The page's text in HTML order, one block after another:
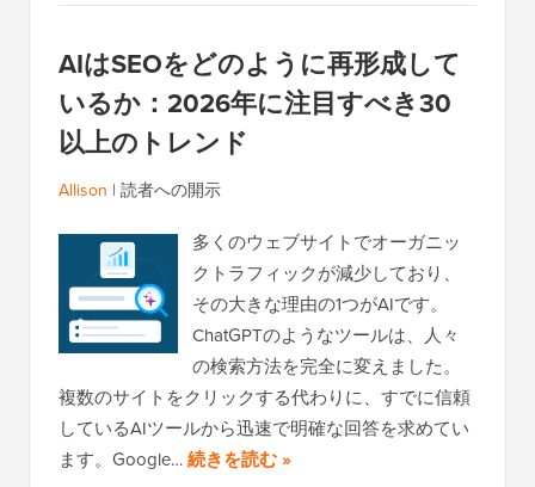
AIはSEOをどのように再形成して
いるか：2026年に注目すべき30
以上のトレンド
Allison | 読者への開示
多くのウェブサイトでオーガニッ
クトラフィックが減少しており、
その大きな理由の1つがAIです。
ChatGPTのようなツールは、人々
の検索方法を完全に変えました。
複数のサイトをクリックする代わりに、すでに信頼
しているAIツールから迅速で明確な回答を求めてい
ます。Google…続きを読む »